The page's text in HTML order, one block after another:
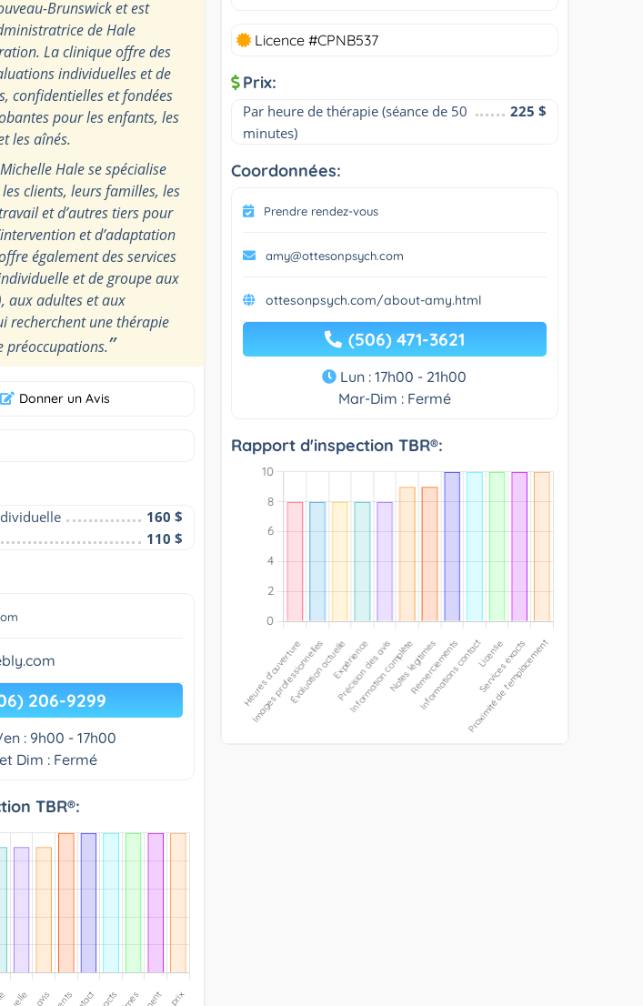
Brunswick et est
de Hale
La clinique offre des
individuelles et de
confidentielles et fondées
pour les enfants, les
les aînés.
Hale se spécialise
clients, leurs familles, les
et d’autres tiers pour
et d’adaptation
également des services
et de groupe aux
aux adultes et aux
recherchent une thérapie
préoccupations.”
Donner un Avis
160 $
110 $
206-9299
: 9h00 - 17h00
Dim : Fermé
TBR®:
Licence #CPNB537
Prix:
Par heure de thérapie (séance de 50
minutes)
225 $
Coordonnées:
Prendre rendez-vous
amy@ottesonpsych.com
ottesonpsych.com/about-amy.html
(506) 471-3621
Lun : 17h00 - 21h00
Mar-Dim : Fermé
Rapport d'inspection TBR®: